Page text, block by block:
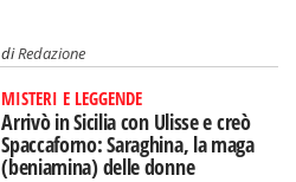
diRedazione
MISTERI E LEGGENDE
Arrivò in Sicilia con Ulisse e creò
Spaccaforno: Saraghina, la maga
(beniamina) delle donne